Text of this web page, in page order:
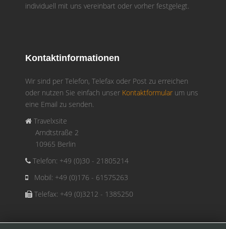
individuell mit uns vereinbart oder vorher festgelegt.
Kontaktinformationen
Wir sind per Telefon, Telefax oder Post zu erreichen
oder nutzen Sie einfach unser Kontaktformular um uns
eine Email zu senden.
Travelxsite
Arndtstraße 2
10965 Berlin
Telefon: +49 (0)30 - 21805214
Mobil: +49 (0)176 - 61575263
Telefax: +49 (0)3212 - 1385250